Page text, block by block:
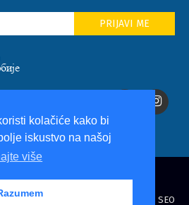
kolačiće kako bi
iskustvo na našoj
više
listu bićete uvek dobro informisani o
akcijama i ostalim važnim infor-